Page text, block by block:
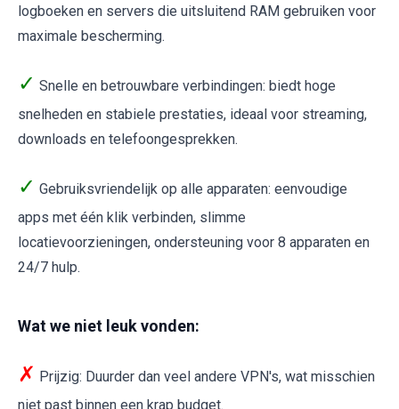
logboeken en servers die uitsluitend RAM gebruiken voor
maximale bescherming.
✓ Snelle en betrouwbare verbindingen: biedt hoge
snelheden en stabiele prestaties, ideaal voor streaming,
downloads en telefoongesprekken.
✓ Gebruiksvriendelijk op alle apparaten: eenvoudige
apps met één klik verbinden, slimme
locatievoorzieningen, ondersteuning voor 8 apparaten en
24/7 hulp.
Wat we niet leuk vonden:
✗ Prijzig: Duurder dan veel andere VPN's, wat misschien
niet past binnen een krap budget.